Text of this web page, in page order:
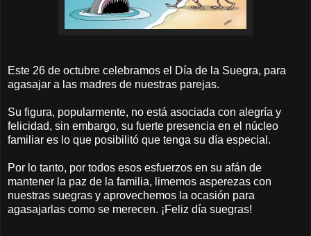
Este 26 de octubre celebramos el Día de la Suegra, para
agasajar a las madres de nuestras parejas.
Su figura, popularmente, no está asociada con alegría y
felicidad, sin embargo, su fuerte presencia en el núcleo
familiar es lo que posibilitó que tenga su día especial.
Por lo tanto, por todos esos esfuerzos en su afán de
mantener la paz de la familia, limemos asperezas con
nuestras suegras y aprovechemos la ocasión para
agasajarlas como se merecen. ¡Feliz día suegras!